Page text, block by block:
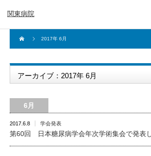
関東病院
2017年 6月
アーカイブ：2017年 6月
6月
2017.6.8 学会発表
第60回 日本糖尿病学会年次学術集会で発表